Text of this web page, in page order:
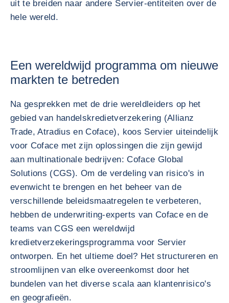
uit te breiden naar andere Servier-entiteiten over de
hele wereld.
Een wereldwijd programma om nieuwe
markten te betreden
Na gesprekken met de drie wereldleiders op het
gebied van handelskredietverzekering (Allianz
Trade, Atradius en Coface), koos Servier uiteindelijk
voor Coface met zijn oplossingen die zijn gewijd
aan multinationale bedrijven: Coface Global
Solutions (CGS). Om de verdeling van risico's in
evenwicht te brengen en het beheer van de
verschillende beleidsmaatregelen te verbeteren,
hebben de underwriting-experts van Coface en de
teams van CGS een wereldwijd
kredietverzekeringsprogramma voor Servier
ontworpen. En het ultieme doel? Het structureren en
stroomlijnen van elke overeenkomst door het
bundelen van het diverse scala aan klantenrisico's
en geografieën.